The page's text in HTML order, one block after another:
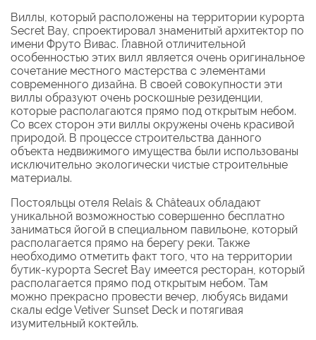
Виллы, который расположены на территории курорта
Secret Bay, спроектировал знаменитый архитектор по
имени Фруто Вивас. Главной отличительной
особенностью этих вилл является очень оригинальное
сочетание местного мастерства с элементами
современного дизайна. В своей совокупности эти
виллы образуют очень роскошные резиденции,
которые располагаются прямо под открытым небом.
Со всех сторон эти виллы окружены очень красивой
природой. В процессе строительства данного
объекта недвижимого имущества были использованы
исключительно экологически чистые строительные
материалы.
Постояльцы отеля Relais & Châteaux обладают
уникальной возможностью совершенно бесплатно
заниматься йогой в специальном павильоне, который
располагается прямо на берегу реки. Также
необходимо отметить факт того, что на территории
бутик-курорта Secret Bay имеется ресторан, который
располагается прямо под открытым небом. Там
можно прекрасно провести вечер, любуясь видами
скалы edge Vetiver Sunset Deck и потягивая
изумительный коктейль.